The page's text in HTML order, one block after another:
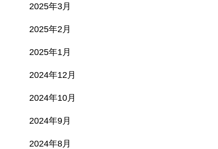
2025年3月
2025年2月
2025年1月
2024年12月
2024年10月
2024年9月
2024年8月